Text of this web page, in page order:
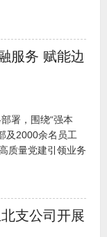
服务 赋能边
署，围绕“强本
及2000余名员工
质量党建引领业务
支公司开展